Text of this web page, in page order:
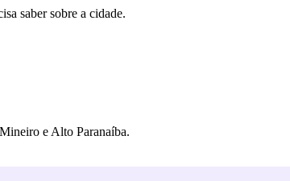
saber sobre a cidade.
e Alto Paranaíba.